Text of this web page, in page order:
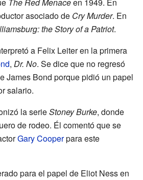
The Red Menaceen 1949. En
asociado de Cry Murder. En
the Story of a Patriot.
a Felix Leiter en la primera
, Dr. No. Se dice que no regresó
James Bond porque pidió un papel
salario.
la serieStoney Burke, donde
de rodeo. Él comentó que se
Gary Cooperpara este
para el papel de Eliot Ness en